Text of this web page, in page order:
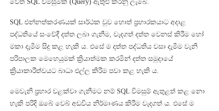
වෙත SQL විමසුමක් (Query) ඇතුළු කරනු ලැබේ.
SQL එන්නත්කරණයක් සාර්ථක වුව හොත් ප්‍රහාරකයාට අදාළ
පද්ධතියේ සංවේදී දත්ත ලබා ගැනීම, වැදගත් දත්ත වෙනස් කිරීම හෝ
මකා දැමීම සිදු කළ හැකි ය. එසේ ම දත්ත පද්ධතිය වසා දැමීම වැනි
පරිපාලක මෙහෙයුමක් ක්‍රියාත්මක කරමින් දත්ත සමුදායේ
ක්‍රියාකාරීත්වයට බාධා එල්ල කිරීම පවා කළ හැකි ය.
මෙවැනි ප්‍රහාර වළක්වා ගැනීමට නම් SQL විමසුම් ඇතුළත් කළ නො
හැකි පරිදි ඔබේ වෙබ් අඩවිය නිර්මාණය කිරීම වැදගත් ය. එසේ ම